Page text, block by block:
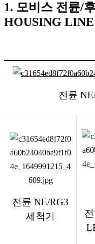
1. 모비스 전륜/
HOUSING LINE
전륜
전륜 NE/RG3
세척기